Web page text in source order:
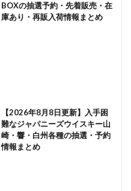
BOXの抽選予約・先着販売・在
庫あり・再販入荷情報まとめ
【2026年8月8日更新】入手困
難なジャパニーズウイスキー山
崎・響・白州各種の抽選・予約
情報まとめ